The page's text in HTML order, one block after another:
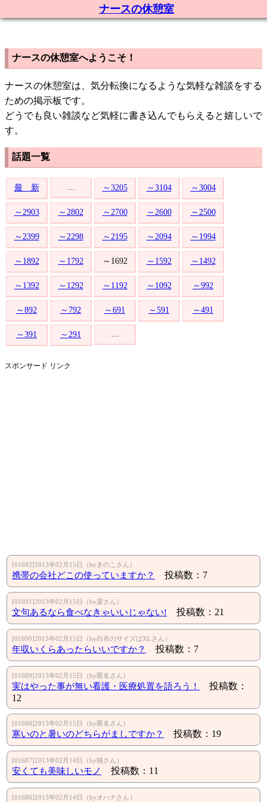
ナースの休憩室
ナースの休憩室へようこそ！
ナースの休憩室は、気分転換になるような気軽な雑談をする
ための掲示板です。
どうでも良い雑談など気軽に書き込んでもらえると嬉しいで
す。
話題一覧
最 新 … ～3205 ～3104 ～3004
～2903 ～2802 ～2700 ～2600 ～2500
～2399 ～2298 ～2195 ～2094 ～1994
～1892 ～1792 ～1692 ～1592 ～1492
～1392 ～1292 ～1192 ～1092 ～992
～892 ～792 ～691 ～591 ～491
～391 ～291 …
スポンサード リンク
[01692]2013年02月15日（byきのこさん）
携帯の会社どこの使っていますか？ 投稿数：7
[01691]2013年02月15日（by梁さん）
文句あるなら食べなきゃいいじゃない! 投稿数：21
[01690]2013年02月15日（by白衣のサイズはXLさん）
年収いくらあったらいいですか？ 投稿数：7
[01689]2013年02月15日（by匿名さん）
実はやった事が無い看護・医療処置を語ろう！
投稿数：
12
[01688]2013年02月15日（by匿名さん）
寒いのと暑いのどちらがましですか？ 投稿数：19
[01687]2013年02月14日（by猫さん）
安くても美味しいモノ 投稿数：11
[01686]2013年02月14日（byオハナさん）